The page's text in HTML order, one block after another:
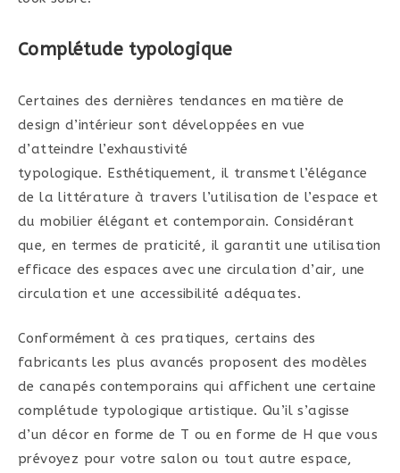
Complétude typologique
Certaines des dernières tendances en matière de
design d’intérieur sont développées en vue
d’atteindre l’exhaustivité
typologique. Esthétiquement, il transmet l’élégance
de la littérature à travers l’utilisation de l’espace et
du mobilier élégant et contemporain. Considérant
que, en termes de praticité, il garantit une utilisation
efficace des espaces avec une circulation d’air, une
circulation et une accessibilité adéquates.
Conformément à ces pratiques, certains des
fabricants les plus avancés proposent des modèles
de canapés contemporains qui affichent une certaine
complétude typologique artistique. Qu’il s’agisse
d’un décor en forme de T ou en forme de H que vous
prévoyez pour votre salon ou tout autre espace,